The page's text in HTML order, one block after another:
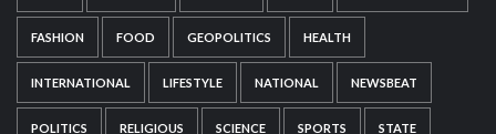
FASHION FOOD GEOPOLITICS HEALTH
INTERNATIONAL LIFESTYLE NATIONAL NEWSBEAT
POLITICS RELIGIOUS SCIENCE SPORTS STATE